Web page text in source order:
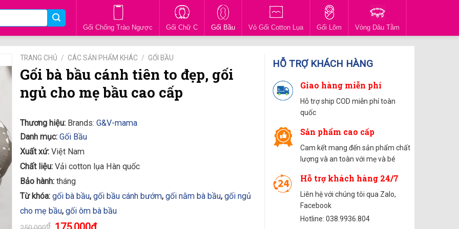
Gối Chống Trào Ngược Gối Chữ C Gối Bầu Vỏ Gối Cotton Lụa Gối Lõm Vòng Dâu Tằm
TRANG CHỦ / CÁC SẢN PHẨM KHÁC / GỐI BẦU
Gối bà bầu cánh tiên to đẹp, gối
ngủ cho mẹ bầu cao cấp
Thương hiệu: Brands: G&V-mama
Danh mục: Gối Bầu
Xuất xứ:Việt Nam
Chất liệu: Vải cotton lụa Hàn quốc
Bảo hành: tháng
Từ khóa: gối bà bầu, gối bầu cánh bướm, gối nằm bà bầu, gối ngủ
cho mẹ bầu, gối ôm bà bầu
₫
HỖ TRỢ KHÁCH HÀNG
Giao hàng miễn phí
Hỗ trợ ship COD miễn phí toàn
quốc
Sản phẩm cao cấp
Cam kết mang đến sản phẩm chất
lượng và an toàn với mẹ và bé
Hỗ trợ khách hàng 24/7
Liên hệ với chúng tôi qua Zalo,
Facebook
Hotline: 038.9936.804